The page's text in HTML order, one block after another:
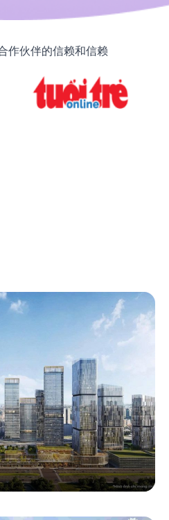
作伙伴的信赖和信赖